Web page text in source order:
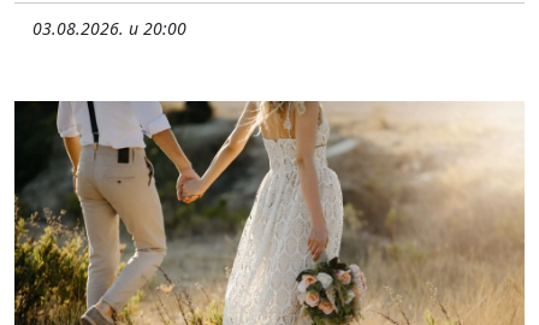
03.08.2026. u 20:00